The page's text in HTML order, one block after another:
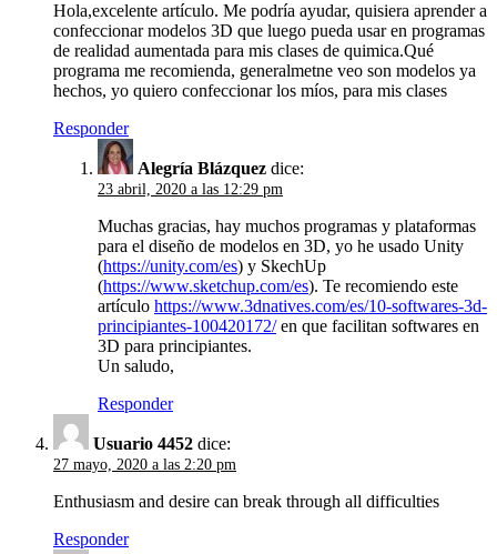
Hola,excelente artículo. Me podría ayudar, quisiera aprender a
confeccionar modelos 3D que luego pueda usar en programas
de realidad aumentada para mis clases de quimica.Qué
programa me recomienda, generalmetne veo son modelos ya
hechos, yo quiero confeccionar los míos, para mis clases
Responder
Alegría Blázquez dice:
23 abril, 2020 a las 12:29 pm
Muchas gracias, hay muchos programas y plataformas
para el diseño de modelos en 3D, yo he usado Unity
(https://unity.com/es) y SkechUp
(https://www.sketchup.com/es). Te recomiendo este
artículo https://www.3dnatives.com/es/10-softwares-3d-
principiantes-100420172/en que facilitan softwares en
3D para principiantes.
Un saludo,
Responder
Usuario 4452 dice:
27 mayo, 2020 a las 2:20 pm
Enthusiasm and desire can break through all difficulties
Responder